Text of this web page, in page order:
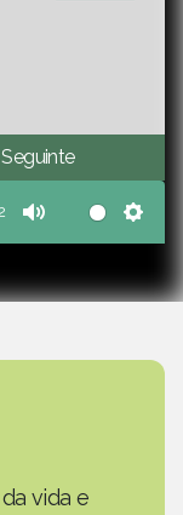
Seguinte
Mute
vida e